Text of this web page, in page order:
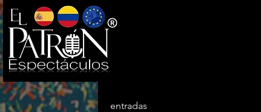
entradas